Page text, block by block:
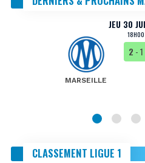
JEU 30
18H00
MARSEILLE
2 - 1
CLASSEMENT LIGUE 1